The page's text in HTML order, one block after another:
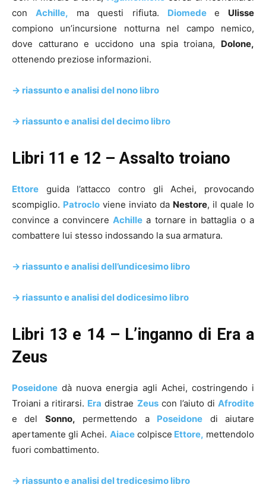
conAchille, ma questi rifiuta. Diomede e Ulisse
compiono un’incursione notturna nel campo nemico,
dove catturano e uccidono una spia troiana, Dolone,
ottenendo preziose informazioni.
-> riassunto e analisi del nono libro
-> riassunto e analisi del decimo libro
Libri 11 e 12 – Assalto troiano
Ettore
guida l’attacco contro gli Achei, provocando
scompiglio. Patroclo viene inviato da Nestore, il quale lo
convince a convincere Achille a tornare in battaglia o a
combattere lui stesso indossando la sua armatura.
-> riassunto e analisi dell’undicesimo libro
-> riassunto e analisi del dodicesimo libro
Libri 13 e 14 – L’inganno di Era a
Zeus
Poseidone dà nuova energia agli Achei, costringendo i
Troiani a ritirarsi. Era distrae Zeus con l’aiuto diAfrodite
e del Sonno, permettendo a Poseidone di aiutare
apertamente gli Achei. Aiace colpisce Ettore, mettendolo
fuori combattimento.
-> riassunto e analisi del tredicesimo libro